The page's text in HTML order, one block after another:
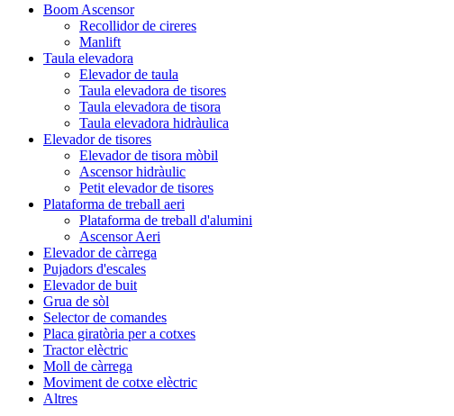
Boom Ascensor
Recollidor de cireres
Manlift
Taula elevadora
Elevador de taula
Taula elevadora de tisores
Taula elevadora de tisora
Taula elevadora hidràulica
Elevador de tisores
Elevador de tisora ​​mòbil
Ascensor hidràulic
Petit elevador de tisores
Plataforma de treball aeri
Plataforma de treball d'alumini
Ascensor Aeri
Elevador de càrrega
Pujadors d'escales
Elevador de buit
Grua de sòl
Selector de comandes
Placa giratòria per a cotxes
Tractor elèctric
Moll de càrrega
Moviment de cotxe elèctric
Altres